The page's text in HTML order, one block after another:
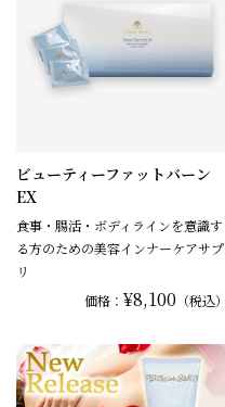
ビューティーファットバーン
EX
食事・腸活・ボディラインを意識す
る方のための美容インナーケアサプ
リ
価格：¥8,100 （税込）